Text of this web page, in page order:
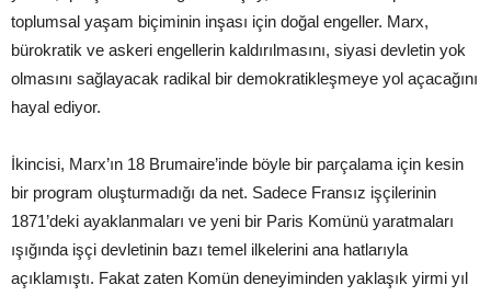
toplumsal yaşam biçiminin inşası için doğal engeller. Marx,
bürokratik ve askeri engellerin kaldırılmasını, siyasi devletin yok
olmasını sağlayacak radikal bir demokratikleşmeye yol açacağını
hayal ediyor.
İkincisi, Marx’ın 18 Brumaire’inde böyle bir parçalama için kesin
bir program oluşturmadığı da net. Sadece Fransız işçilerinin
1871’deki ayaklanmaları ve yeni bir Paris Komünü yaratmaları
ışığında işçi devletinin bazı temel ilkelerini ana hatlarıyla
açıklamıştı. Fakat zaten Komün deneyiminden yaklaşık yirmi yıl